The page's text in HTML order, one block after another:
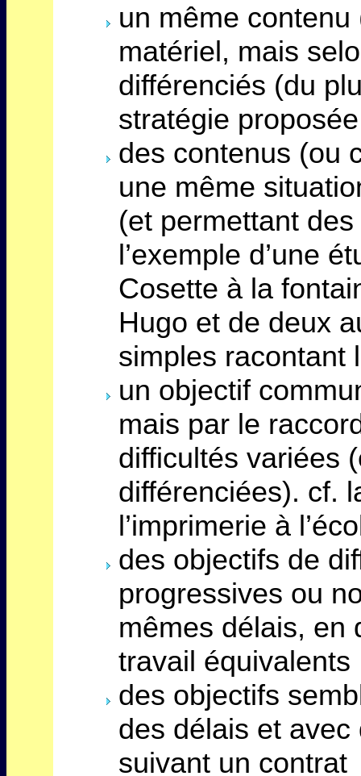
un même
matériel, mais
différenciés (du
stratégie
des contenus (ou
une même
(et permettant
l’exemple d’une
Cosette à la
Hugo et de deux
simples racontant
un objectif
mais par le
difficultés variées
différenciées). cf.
l’imprimerie à
des objectifs de
progressives ou
mêmes délais, en
travail équivalents
des objectifs
des délais et
suivant un contrat